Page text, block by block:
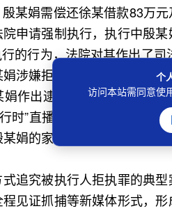
某娟需偿还徐某借款83万
申请强制执行，执行中殷
的行为，法院对其作出了
涉嫌拒不执行判决、裁定罪
作出逮捕决定。2021年4月
时”直播活动，观看量突破了
娟的家属与申请执行人徐某
究被执行人拒执罪的典型
见证抓捕等新媒体形式，
个
访问本站需同意使